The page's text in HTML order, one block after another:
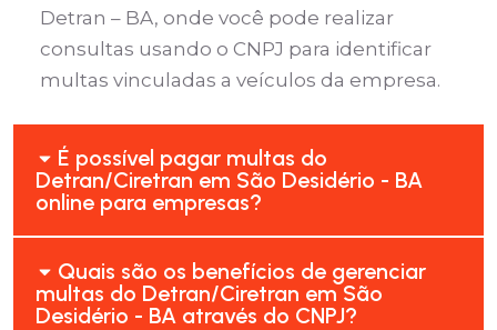
Detran – BA, onde você pode realizar
consultas usando o CNPJ para identificar
multas vinculadas a veículos da empresa.
É possível pagar multas do
Detran/Ciretran em São Desidério - BA
online para empresas?
Quais são os benefícios de gerenciar
multas do Detran/Ciretran em São
Desidério - BA através do CNPJ?